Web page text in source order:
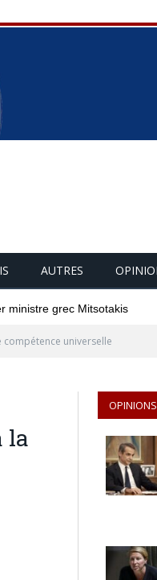
AUTRES
ministre grec Mitsotakis
universelle
la